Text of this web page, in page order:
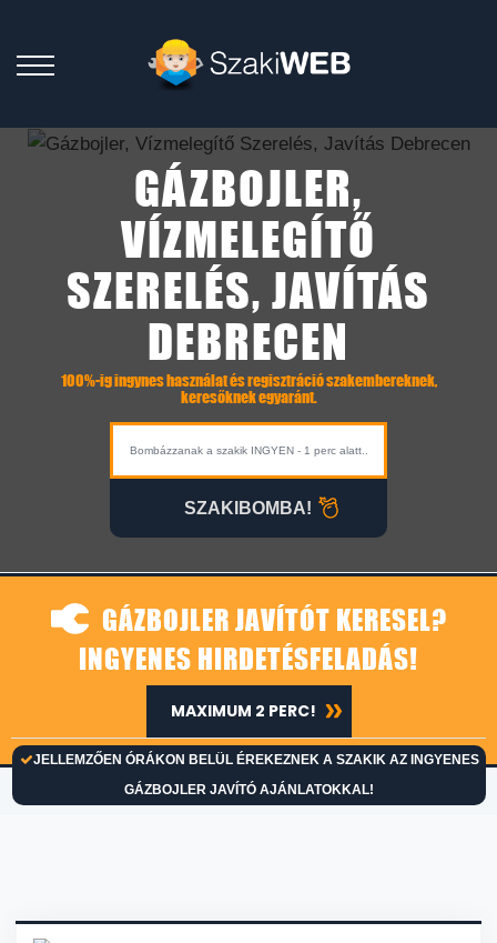
GÁZBOJLER,
VÍZMELEGÍTŐ
SZERELÉS, JAVÍTÁS
DEBRECEN
100%-ig ingynes használat és regisztráció szakembereknek,
keresőknek egyaránt.
SZAKIBOMBA!
GÁZBOJLER JAVÍTÓT KERESEL?
INGYENES HIRDETÉSFELADÁS!
JELLEMZŐEN ÓRÁKON BELÜL ÉREKEZNEK A SZAKIK AZ INGYENES
GÁZBOJLER JAVÍTÓ AJÁNLATOKKAL!
MAXIMUM 2 PERC!